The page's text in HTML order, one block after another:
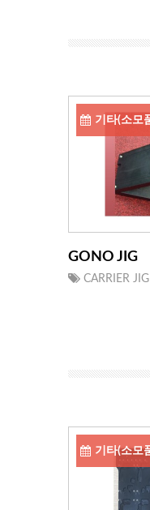
기타(소모
GONO JIG
CARRIER
기타(소모